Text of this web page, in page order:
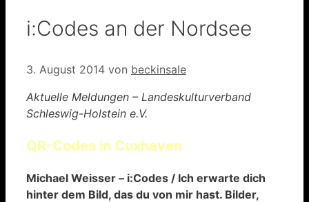
i:Codes an der Nordsee
3. August 2014 von beckinsale
Aktuelle Meldungen – Landeskulturverband
Schleswig-Holstein e.V.
QR-Codes in Cuxhaven
Michael Weisser – i:Codes / Ich erwarte dich
hinter dem Bild, das du von mir hast. Bilder,